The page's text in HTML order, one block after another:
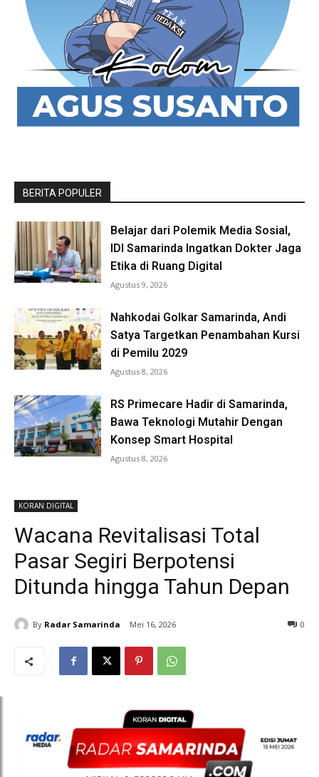
BERITA POPULER
Belajar dari Polemik Media Sosial,
IDI Samarinda Ingatkan Dokter Jaga
Etika di Ruang Digital
Agustus 9, 2026
Nahkodai Golkar Samarinda, Andi
Satya Targetkan Penambahan Kursi
di Pemilu 2029
Agustus 8, 2026
RS Primecare Hadir di Samarinda,
Bawa Teknologi Mutahir Dengan
Konsep Smart Hospital
Agustus 8, 2026